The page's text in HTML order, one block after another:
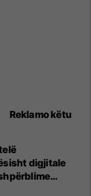
Reklamo këtu
digjitale